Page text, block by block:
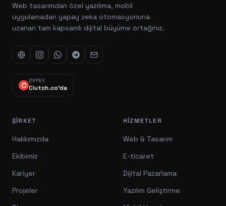
Web tasarımdan özel yazılıma, mobil
uygulamadan yapay zeka otomasyonuna
uzanan tam kapsamlı dijital büyüme ortağınız.
ZIPPEX
Clutch.co'da
ŞIRKET
Hakkımızda
Ekibimiz
Kariyer
Projeler
HIZMETLER
Web & Tasarım
E-ticaret
Dijital Pazarlama
Yazılım Geliştirme